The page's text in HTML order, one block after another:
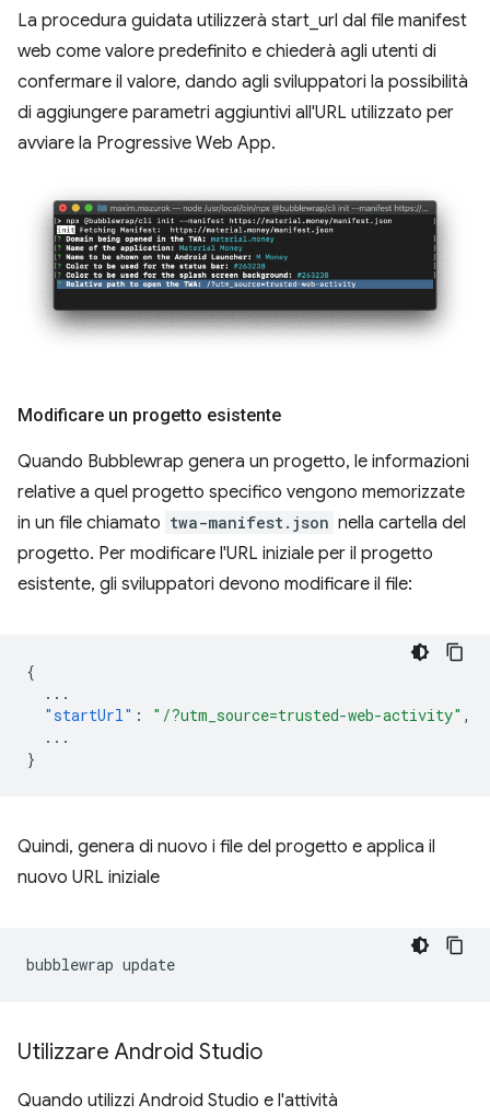
La procedura guidata utilizzerà start_url dal file manifest
web come valore predefinito e chiederà agli utenti di
confermare il valore, dando agli sviluppatori la possibilità
di aggiungere parametri aggiuntivi all'URL utilizzato per
avviare la Progressive Web App.
Modificare un progetto esistente
Quando Bubblewrap genera un progetto, le informazioni
relative a quel progetto specifico vengono memorizzate
in un file chiamato twa-manifest.json nella cartella del
progetto. Per modificare l'URL iniziale per il progetto
esistente, gli sviluppatori devono modificare il file:
{
...
"startUrl" : "/?utm_source=trusted-web-activity" ,
...
}
Quindi, genera di nuovo i file del progetto e applica il
nuovo URL iniziale
bubblewrap
Utilizzare Android Studio
Quando utilizzi Android Studio e l'attività